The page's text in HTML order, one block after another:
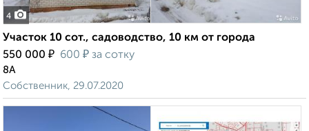
4
Участок 10 сот., садоводство, 10 км от города
550 000 ₽ 600 ₽ за сотку
8А
Собственник, 29.07.2020